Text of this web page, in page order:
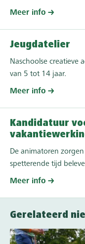
Meer info
Jeugdatelier
Naschoolse creatieve
van 5 tot 14 jaar.
Meer info
Kandidatuur
De animatoren
spetterende tijd
Meer info
Gerelateerd